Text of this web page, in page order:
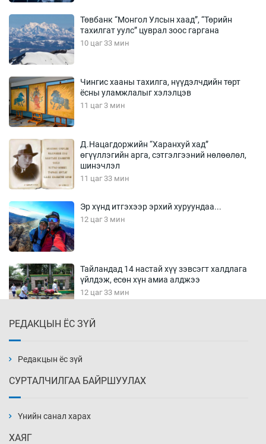
Төвбанк “Монгол Улсын хаад”, “Төрийн
тахилгат уулс” цуврал зоос гаргана
10 цаг 33 мин
Чингис хааны тахилга, нүүдэлчдийн төрт
ёсны уламжлалыг хэлэлцэв
11 цаг 3 мин
Д.Нацагдоржийн “Харанхуй хад”
өгүүллэгийн арга, сэтгэлгээний нөлөөлөл,
шинэчлэл
11 цаг 33 мин
Эр хүнд итгэхээр эрхий хуруундаа...
12 цаг 3 мин
Тайландад 14 настай хүү зэвсэгт халдлага
үйлдэж, есөн хүн амиа алджээ
12 цаг 33 мин
13 цаг 33 мин
РЕДАКЦЫН ЁС ЗҮЙ
Редакцын ёс зүй
СУРТАЛЧИЛГАА БАЙРШУУЛАХ
Үнийн санал харах
ХАЯГ